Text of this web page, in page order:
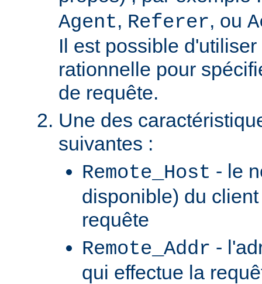
Agent, Referer, ou
Il est possible
rationnelle pour
de requête.
Une des
suivantes :
Remote_Host - le
disponible) du
requête
Remote_Addr -
qui effectue la